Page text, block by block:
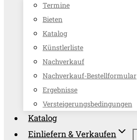
Termine
Bieten
Katalog
Künstlerliste
Nachverkauf
Nachverkauf-Bestellformular
Ergebnisse
Versteigerungsbedingungen
Katalog
Einliefern & Verkaufen